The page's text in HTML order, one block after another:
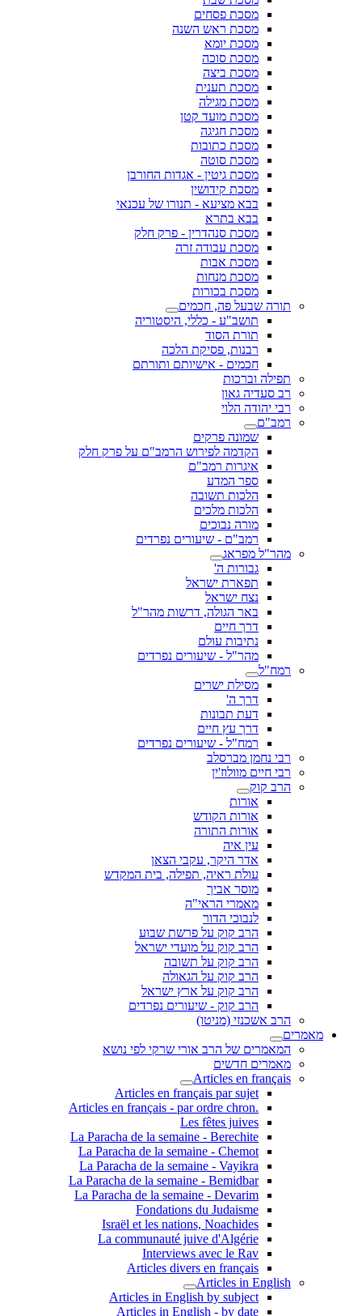
מסכת פסחים
מסכת ראש השנה
מסכת יומא
מסכת סוכה
מסכת ביצה
מסכת תענית
מסכת מגילה
מסכת מועד קטן
מסכת חגיגה
מסכת כתובות
מסכת סוטה
מסכת גיטין - אגדות החורבן
מסכת קידושין
בבא מציעא - תנורו של עכנאי
בבא בתרא
מסכת סנהדרין - פרק חלק
מסכת עבודה זרה
מסכת אבות
מסכת מנחות
מסכת בכורות
תורה שבעל פה, חכמים
תושב"ע - כללי, היסטוריה
תורת הסוד
רבנות, פסיקת הלכה
חכמים - אישיותם ותורתם
תפילה וברכות
רב סעדיה גאון
רבי יהודה הלוי
רמב"ם
שמונה פרקים
הקדמה לפירוש הרמב"ם על פרק חלק
איגרות רמב"ם
ספר המדע
הלכות תשובה
הלכות מלכים
מורה נבוכים
רמב"ם - שיעורים נפרדים
מהר"ל מפראג
גבורות ה'
תפארת ישראל
נצח ישראל
באר הגולה, דרשות מהר"ל
דרך חיים
נתיבות עולם
מהר"ל - שיעורים נפרדים
רמח"ל
מסילת ישרים
דרך ה'
דעת תבונות
דרך עץ חיים
רמח"ל - שיעורים נפרדים
רבי נחמן מברסלב
רבי חיים מוולוז'ין
הרב קוק
אורות
אורות הקודש
אורות התורה
עין איה
אדר היקר, עקבי הצאן
עולת ראיה, תפילה, בית המקדש
מוסר אביך
מאמרי הראי"ה
לנבוכי הדור
הרב קוק על פרשת שבוע
הרב קוק על מועדי ישראל
הרב קוק על תשובה
הרב קוק על הגאולה
הרב קוק על ארץ ישראל
הרב קוק - שיעורים נפרדים
הרב אשכנזי (מניטו)
מאמרים
המאמרים של הרב אורי שרקי לפי נושא
מאמרים חדשים
Articles en français
Articles en français par sujet
.Articles en français - par ordre chron
Les fêtes juives
La Paracha de la semaine - Berechite
La Paracha de la semaine - Chemot
La Paracha de la semaine - Vayikra
La Paracha de la semaine - Bemidbar
La Paracha de la semaine - Devarim
Fondations du Judaisme
Israël et les nations, Noachides
La communauté juive d'Algérie
Interviews avec le Rav
Articles divers en français
Articles in English
Articles in English by subject
Articles in English - by date